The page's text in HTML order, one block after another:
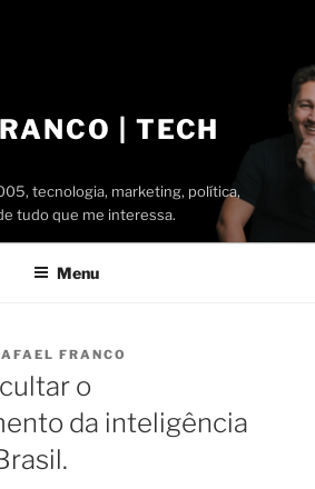
| TECH
tecnologia, marketing, política,
tudo que me interessa.
Menu
FRANCO
o
da inteligência